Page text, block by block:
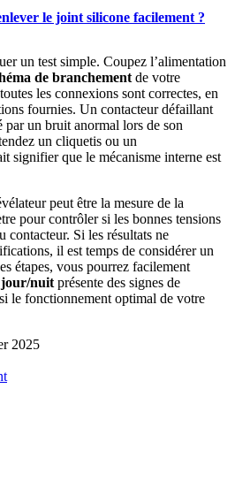
le joint silicone facilement ?
un test simple. Coupez l’alimentation
de branchement de votre
les connexions sont correctes, en
fournies. Un contacteur défaillant
par un bruit anormal lors de son
un cliquetis ou un
signifier que le mécanisme interne est
peut être la mesure de la
pour contrôler si les bonnes tensions
contacteur. Si les résultats ne
il est temps de considérer un
étapes, vous pourrez facilement
jour/nuit présente des signes de
le fonctionnement optimal de votre
2025